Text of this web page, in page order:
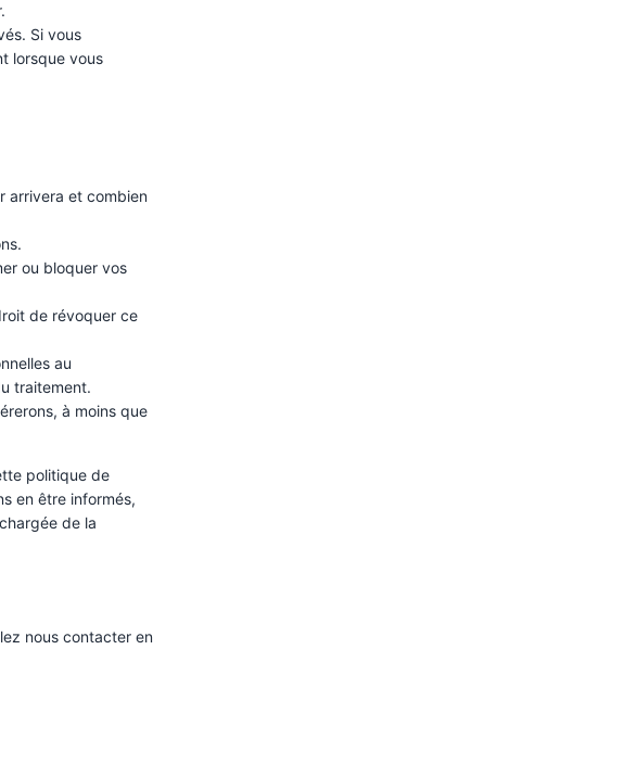
Si vous
lorsque vous
arrivera et combien
ou bloquer vos
de révoquer ce
au
traitement.
à moins que
politique de
en être informés,
de la
nous contacter en